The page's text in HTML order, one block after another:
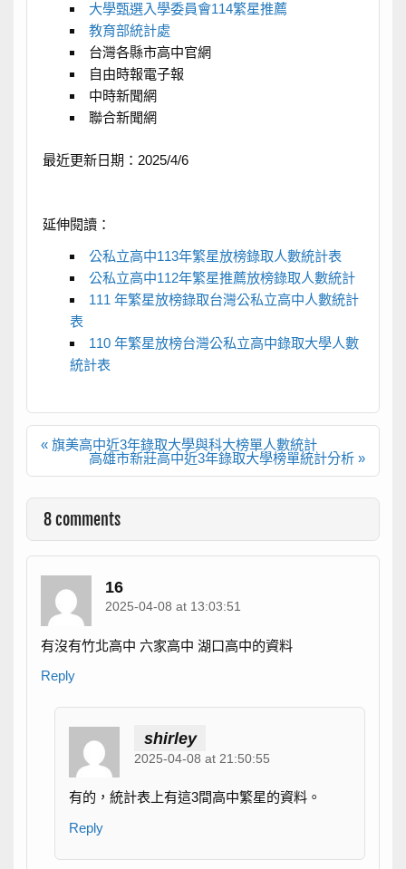
大學甄選入學委員會114繁星推薦
教育部統計處
台灣各縣市高中官網
自由時報電子報
中時新聞網
聯合新聞網
最近更新日期：2025/4/6
延伸閱讀：
公私立高中113年繁星放榜錄取人數統計表
公私立高中112年繁星推薦放榜錄取人數統計
111 年繁星放榜錄取台灣公私立高中人數統計
表
110 年繁星放榜台灣公私立高中錄取大學人數
統計表
文
« 旗美高中近3年錄取大學與科大榜單人數統計
高雄市新莊高中近3年錄取大學榜單統計分析 »
8 comments
16
2025-04-08 at 13:03:51
有沒有竹北高中 六家高中 湖口高中的資料
Reply
shirley
2025-04-08 at 21:50:55
有的，統計表上有這3間高中繁星的資料。
Reply